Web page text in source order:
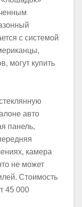
с системой
могут купить
авто
панель,
камера
не может
Стоимость
45 000